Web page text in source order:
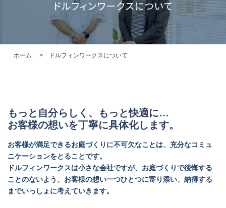
ホーム ドルフィンワークスについて
もっと自分らしく、もっと快適に…
お客様の想いを丁寧に具体化します。
お客様が満足できるお庭づくりに不可欠なことは、充分なコミュ
ニケーションをとることです。
ドルフィンワークスは小さな会社ですが、お庭づくりで後悔する
ことのないよう、お客様の想い一つひとつに寄り添い、納得する
までいっしょに考えていきます。